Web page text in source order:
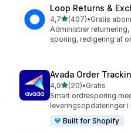
Loop Returns &
4,7ud af 5 stjerner
(407)
407 anmeldelser i alt
•
Administrer
sporing, redigering af
Avada Order
4,9ud af 5 stjerner
(20)
20 anmeldelser i alt
•Gratis
Smart ordresporing
leveringsopdateringer i
Built for Shopify